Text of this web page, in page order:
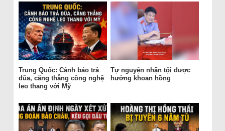
Trung Quốc: Cảnh báo trả
đũa, căng thẳng công nghệ
leo thang với Mỹ
Tự nguyện nhận tội được
hưởng khoan hồng